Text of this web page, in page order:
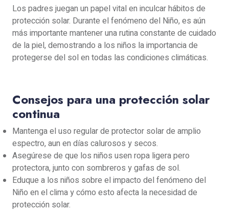
Los padres juegan un papel vital en inculcar hábitos de
protección solar. Durante el fenómeno del Niño, es aún
más importante mantener una rutina constante de cuidado
de la piel, demostrando a los niños la importancia de
protegerse del sol en todas las condiciones climáticas.
Consejos para una protección solar
continua
Mantenga el uso regular de protector solar de amplio
espectro, aun en días calurosos y secos.
Asegúrese de que los niños usen ropa ligera pero
protectora, junto con sombreros y gafas de sol.
Eduque a los niños sobre el impacto del fenómeno del
Niño en el clima y cómo esto afecta la necesidad de
protección solar.